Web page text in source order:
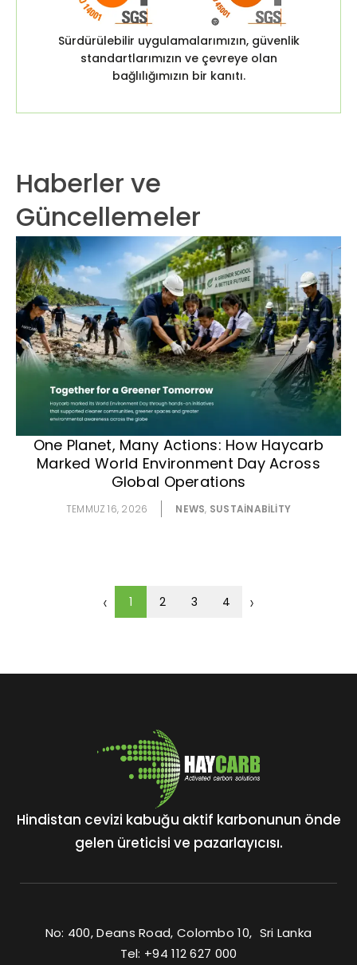
Sürdürülebilir uygulamalarımızın, güvenlik
standartlarımızın ve çevreye olan
bağlılığımızın bir kanıtı.
Haberler ve
Güncellemeler
One Planet, Many Actions: How Haycarb
Marked World Environment Day Across
Global Operations
TEMMUZ 16, 2026 NEWS, SUSTAINABILITY
‹ 1 2 3 4 ›
Hindistan cevizi kabuğu aktif karbonunun önde
gelen üreticisi ve pazarlayıcısı.
No: 400, Deans Road, Colombo 10, Sri Lanka
Tel: +94 112 627 000